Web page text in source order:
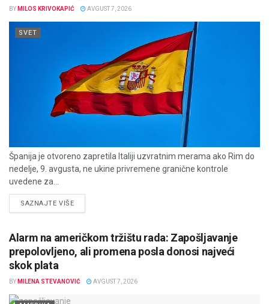
BY MILOS KRIVOKAPIĆ AVGUST 7, 2026
SVET
Španija je otvoreno zapretila Italiji uzvratnim merama ako Rim do
nedelje, 9. avgusta, ne ukine privremene granične kontrole
uvedene za...
SAZNAJTE VIŠEDETAILS
Alarm na američkom tržištu rada: Zapošljavanje
prepolovljeno, ali promena posla donosi najveći
skok plata
BY MILENA STEVANOVIĆ AVGUST 7, 2026